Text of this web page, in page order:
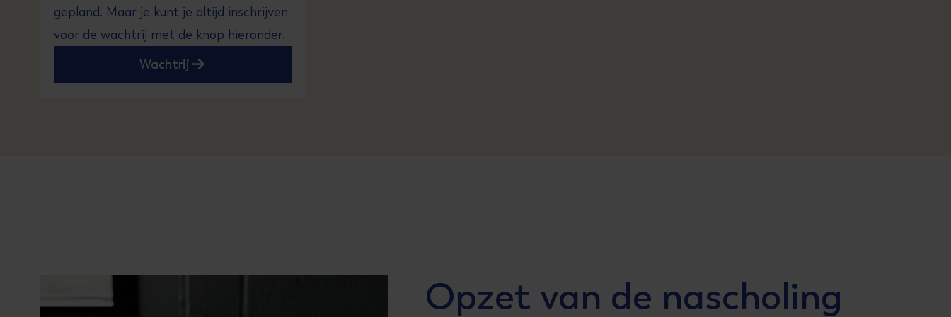
gepland. Maar je kunt je altijd inschrijven
voor de wachtrij met de knop hieronder.
Wachtrij
Opzet van de nascholing